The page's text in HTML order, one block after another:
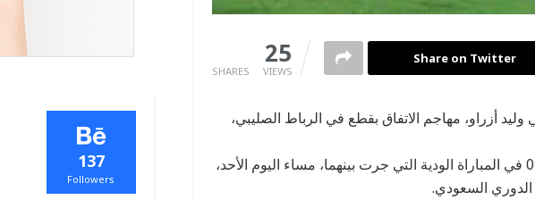
SHARES
25
VIEWS
Share on Twitter
أزراو، مهاجم الاتفاق بقطع في الرباط الصليبي،
فريق الاتفاق السعودي اكتسح نظيره الهداية بنتيجة 12-0 في المباراة الودية التي جرت بينهما، مساء اليوم الأحد،
الدوري السعودي.
137
Followers